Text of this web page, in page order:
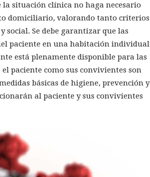
la situación clínica no haga necesario
domiciliario, valorando tanto criterios
Se debe garantizar que las
paciente en una habitación individual
está plenamente disponible para las
paciente como sus convivientes son
básicas de higiene, prevención y
al paciente y sus convivientes